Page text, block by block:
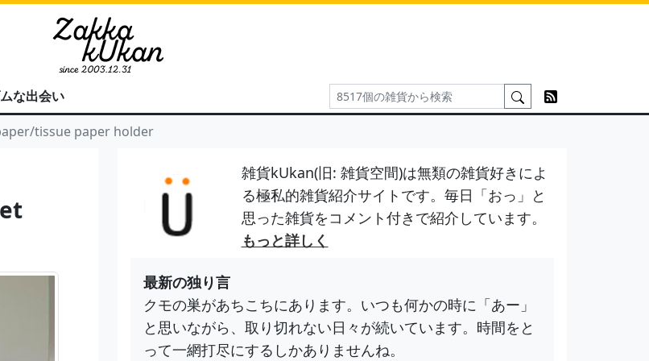
な出会い
tissue paper holder
雑貨kUkan(旧: 雑貨空間)は無類の雑貨好きによ
る極私的雑貨紹介サイトです。毎日「おっ」と
思った雑貨をコメント付きで紹介しています。
もっと詳しく
最新の独り言
クモの巣があちこちにあります。いつも何かの時に「あー」
と思いながら、取り切れない日々が続いています。時間をと
って一網打尽にするしかありませんね。